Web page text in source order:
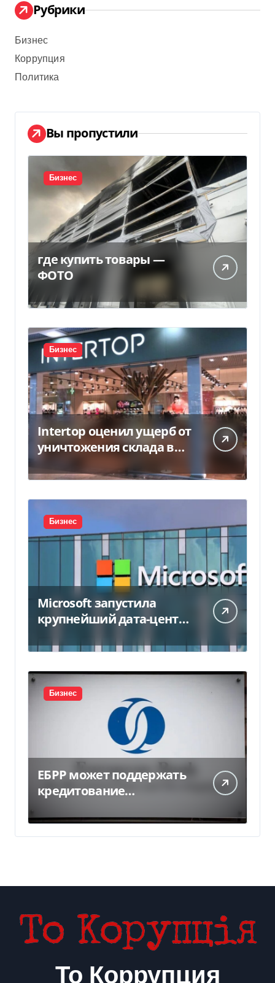
Рубрики
Бизнес
Коррупция
Политика
Вы пропустили
Бизнес
где купить товары —
ФОТО
Бизнес
Intertop оценил ущерб от
уничтожения склада в
Бизнес
Microsoft запустила
крупнейший дата-центр
миллиарда
Бизнес
ЕБРР может поддержать
кредитование
300 млн евро — Delo.ua
То Коррупция